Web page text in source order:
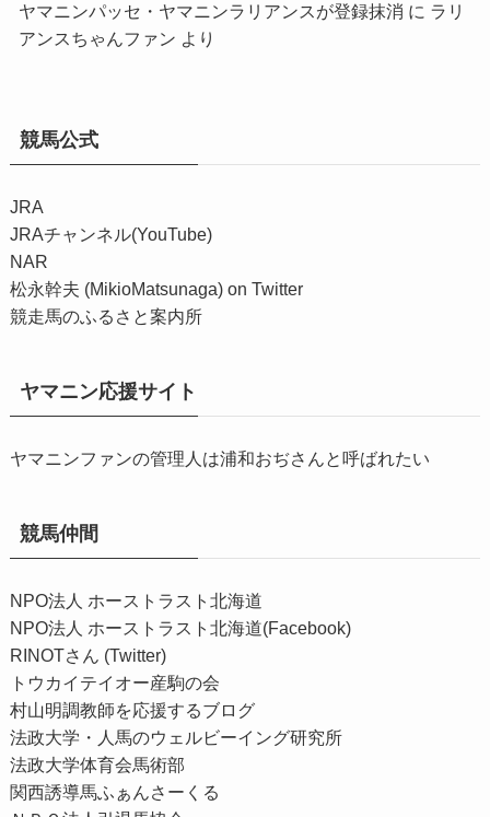
ヤマニンパッセ・ヤマニンラリアンスが登録抹消 に ラリ
アンスちゃんファン より
競馬公式
JRA
JRAチャンネル(YouTube)
NAR
松永幹夫 (MikioMatsunaga) on Twitter
競走馬のふるさと案内所
ヤマニン応援サイト
ヤマニンファンの管理人は浦和おぢさんと呼ばれたい
競馬仲間
NPO法人 ホーストラスト北海道
NPO法人 ホーストラスト北海道(Facebook)
RINOTさん (Twitter)
トウカイテイオー産駒の会
村山明調教師を応援するブログ
法政大学・人馬のウェルビーイング研究所
法政大学体育会馬術部
関西誘導馬ふぁんさーくる